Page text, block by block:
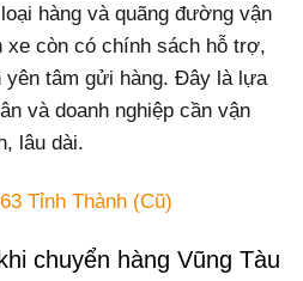
hàng và quãng đường vận
xe còn có chính sách hỗ trợ,
yên tâm gửi hàng. Đây là lựa
và doanh nghiệp cần vận
lâu dài.
Tỉnh Thành (Cũ)
chuyển hàng Vũng Tàu